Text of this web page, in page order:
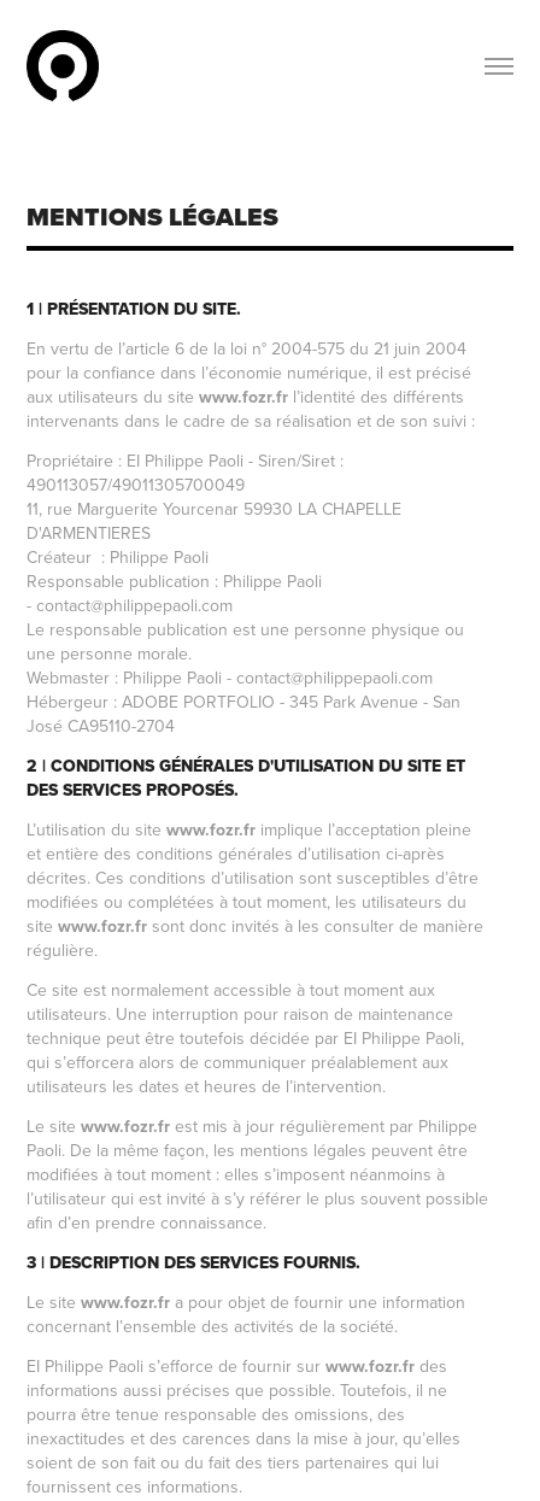
MENTIONS LÉGALES
1 | PRÉSENTATION DU SITE.
En vertu de l’article 6 de la loi n° 2004-575 du 21 juin 2004
pour la confiance dans l’économie numérique, il est précisé
aux utilisateurs du sitewww.fozr.fr l’identité des différents
intervenants dans le cadre de sa réalisation et de son suivi :
Propriétaire : EI Philippe Paoli - Siren/Siret :
490113057/49011305700049
11, rue Marguerite Yourcenar 59930 LA CHAPELLE
D'ARMENTIERES
Créateur : Philippe Paoli
Responsable publication : Philippe Paoli
- contact@philippepaoli.com
Le responsable publication est une personne physique ou
une personne morale.
Webmaster : Philippe Paoli - contact@philippepaoli.com
Hébergeur : ADOBE PORTFOLIO - 345 Park Avenue - San
José CA95110-2704
2 | CONDITIONS GÉNÉRALES D'UTILISATION DU SITE ET
DES SERVICES PROPOSÉS.
L’utilisation du sitewww.fozr.fr implique l’acceptation pleine
et entière des conditions générales d’utilisation ci-après
décrites. Ces conditions d’utilisation sont susceptibles d’être
modifiées ou complétées à tout moment, les utilisateurs du
sitewww.fozr.fr sont donc invités à les consulter de manière
régulière.
Ce site est normalement accessible à tout moment aux
utilisateurs. Une interruption pour raison de maintenance
technique peut être toutefois décidée par EI Philippe Paoli,
qui s’efforcera alors de communiquer préalablement aux
utilisateurs les dates et heures de l’intervention.
Le sitewww.fozr.fr est mis à jour régulièrement par Philippe
Paoli. De la même façon, les mentions légales peuvent être
modifiées à tout moment : elles s’imposent néanmoins à
l’utilisateur qui est invité à s’y référer le plus souvent possible
afin d’en prendre connaissance.
3 | DESCRIPTION DES SERVICES FOURNIS.
Le sitewww.fozr.fr a pour objet de fournir une information
concernant l’ensemble des activités de la société.
EI Philippe Paoli s’efforce de fournir surwww.fozr.fr des
informations aussi précises que possible. Toutefois, il ne
pourra être tenue responsable des omissions, des
inexactitudes et des carences dans la mise à jour, qu’elles
soient de son fait ou du fait des tiers partenaires qui lui
fournissent ces informations.